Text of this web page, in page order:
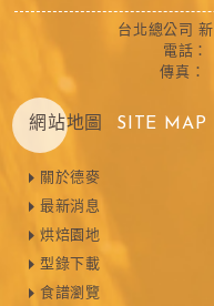
台北總公司
電話：
傳真：
網站地圖 SITE MAP
關於德麥
最新消息
烘焙園地
型錄下載
食譜瀏覽